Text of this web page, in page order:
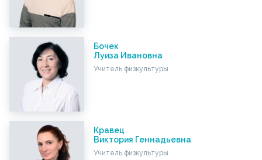
Бочек
Луиза Ивановна
Учитель физкультуры
Кравец
Виктория Геннадьевна
Учитель физкультуры